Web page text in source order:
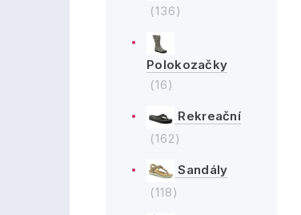
(136)
Polokozačky
(16)
Rekreační
(162)
Sandály
(118)